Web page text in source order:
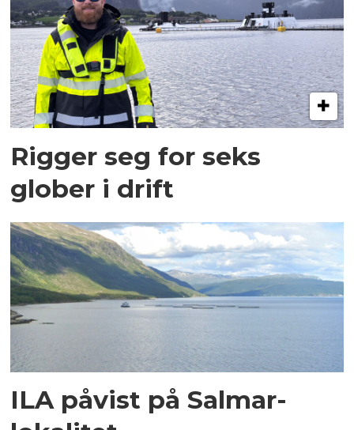
Rigger seg for seks
glober i drift
ILA påvist på Salmar-